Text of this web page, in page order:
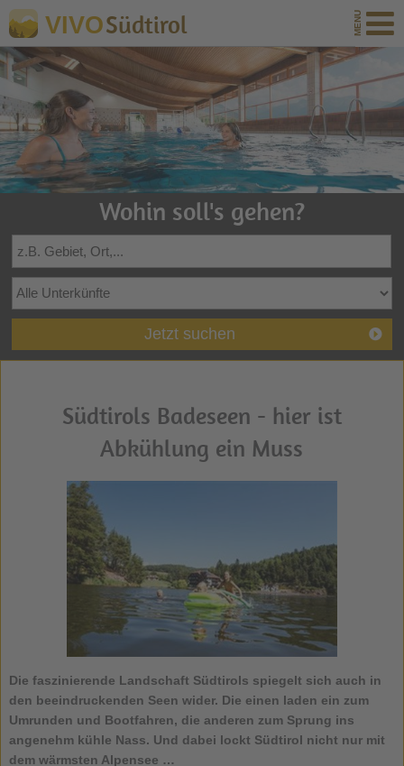
VIVOSüdtirol
Wohin soll's gehen?
Jetzt suchen
Südtirols Badeseen - hier ist
Abkühlung ein Muss
Die faszinierende Landschaft Südtirols spiegelt sich auch in
den beeindruckenden Seen wider. Die einen laden ein zum
Umrunden und Bootfahren, die anderen zum Sprung ins
angenehm kühle Nass. Und dabei lockt Südtirol nicht nur mit
dem wärmsten Alpensee …